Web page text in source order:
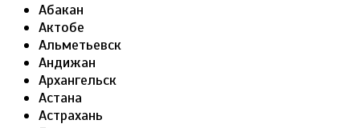
Абакан
Актобе
Альметьевск
Андижан
Архангельск
Астана
Астрахань